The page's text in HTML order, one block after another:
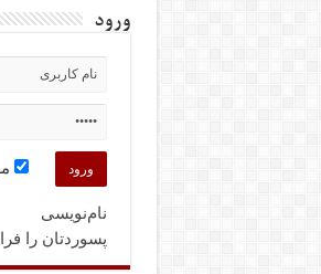
ورود
نام‌نویسی
پسوردتان را